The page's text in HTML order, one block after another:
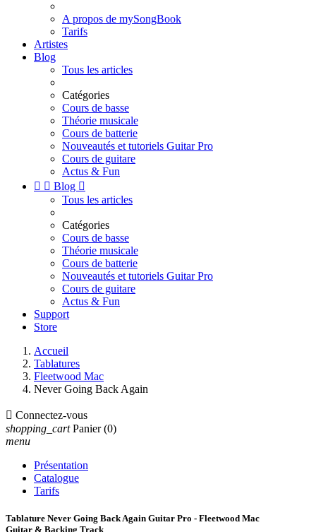
A propos de mySongBook
Tarifs
Artistes
Blog
Tous les articles
Catégories
Cours de basse
Théorie musicale
Cours de batterie
Nouveautés et tutoriels Guitar Pro
Cours de guitare
Actus & Fun
  Blog 
Tous les articles
Catégories
Cours de basse
Théorie musicale
Cours de batterie
Nouveautés et tutoriels Guitar Pro
Cours de guitare
Actus & Fun
Support
Store
Accueil
Tablatures
Fleetwood Mac
Never Going Back Again
 Connectez-vous
shopping_cart Panier (0)
menu
Présentation
Catalogue
Tarifs
Tablature Never Going Back Again Guitar Pro - Fleetwood Mac
Guitar & Backing Track